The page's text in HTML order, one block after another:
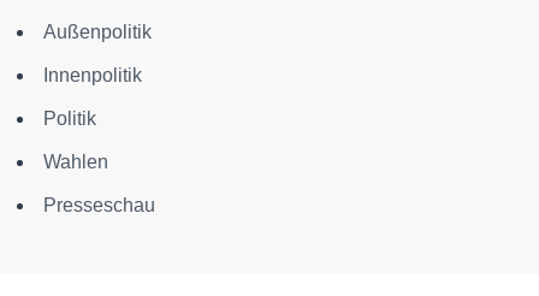
Außenpolitik
Innenpolitik
Politik
Wahlen
Presseschau